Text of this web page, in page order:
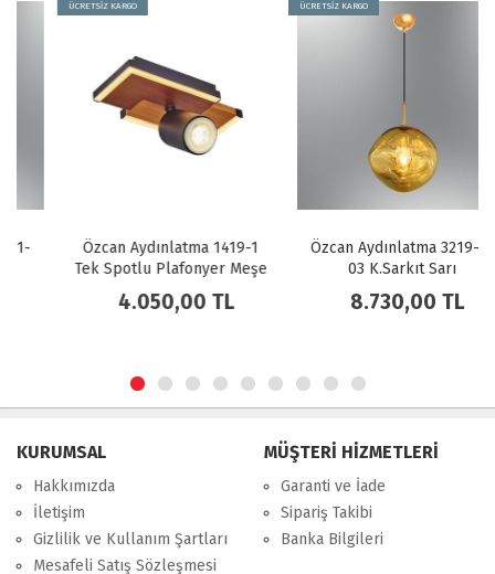
ÜCRETSİZ KARGO
Özcan Aydınlatma 1419-1
Tek Spotlu Plafonyer Meşe
4.050,00 TL
ÜCRETSİZ KARGO
Özcan Aydınlatma 3219-2-
03 K.Sarkıt Sarı
8.730,00 TL
KURUMSAL
Hakkımızda
İletişim
Gizlilik ve Kullanım Şartları
Mesafeli Satış Sözleşmesi
MÜŞTERİ HİZMETLERİ
Garanti ve İade
Sipariş Takibi
Banka Bilgileri